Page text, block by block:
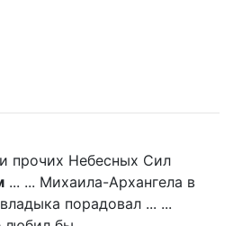
прочих Небесных Сил
... ... Михаила-Архангела в
порадовал ... ...